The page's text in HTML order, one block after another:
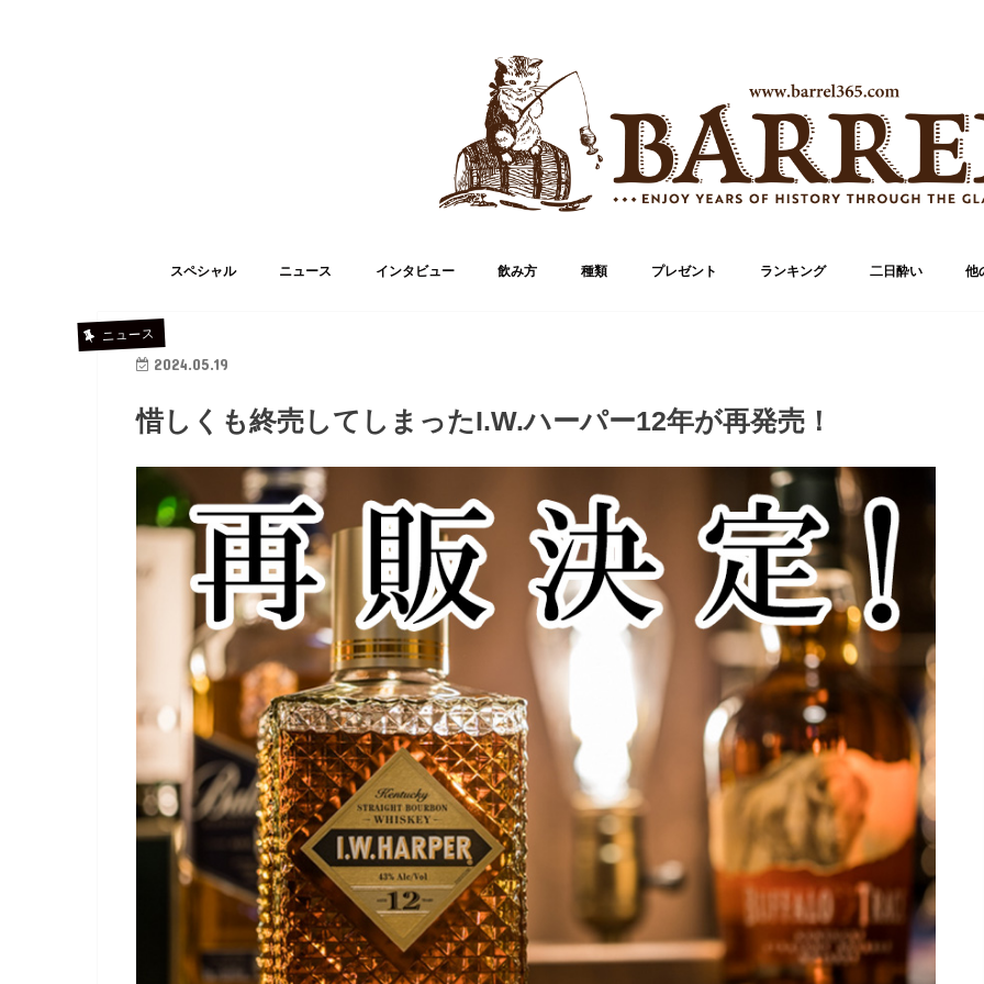
スペシャル ニュース インタビュー 飲み方 種類 プレゼント ランキング 二日酔い 他
ニュース
2024.05.19
惜しくも終売してしまったI.W.ハーパー12年が再発売！